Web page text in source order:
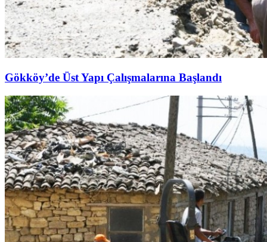
Gökköy’de Üst Yapı Çalışmalarına Başlandı